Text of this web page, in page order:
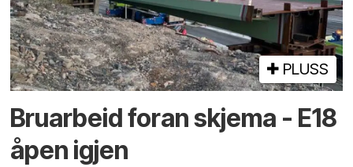
PLUSS
Bruarbeid foran skjema - E18
åpen igjen